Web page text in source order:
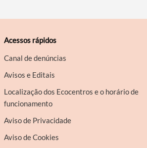
Acessos rápidos
Canal de denúncias
Avisos e Editais
Localização dos Ecocentros e o horário de
funcionamento
Aviso de Privacidade
Aviso de Cookies